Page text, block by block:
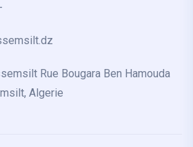
Rue Bougara Ben Hamouda
Algerie